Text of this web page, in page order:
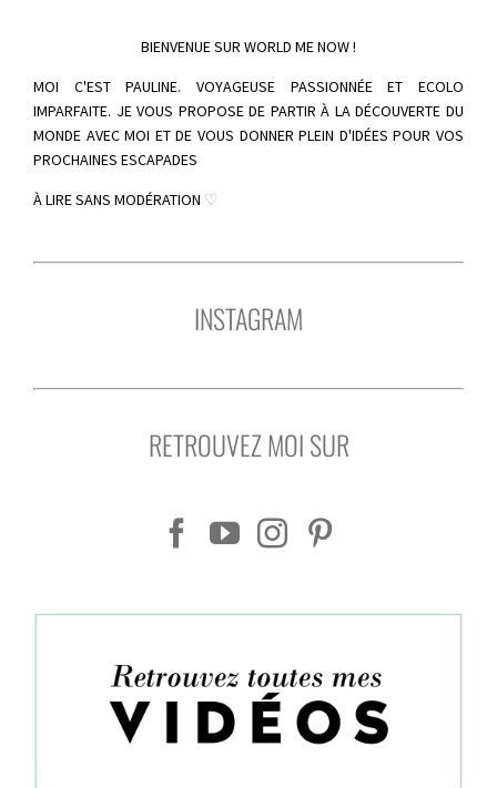
BIENVENUE SUR WORLD ME NOW !
MOI C'EST PAULINE. VOYAGEUSE PASSIONNÉE ET ECOLO
IMPARFAITE. JE VOUS PROPOSE DE PARTIR À LA DÉCOUVERTE DU
MONDE AVEC MOI ET DE VOUS DONNER PLEIN D'IDÉES POUR VOS
PROCHAINES ESCAPADES
À LIRE SANS MODÉRATION ♡
INSTAGRAM
RETROUVEZ MOI SUR